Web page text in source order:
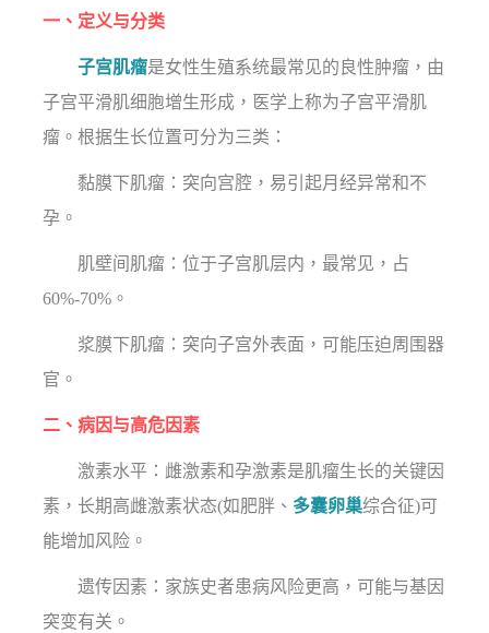
一、定义与分类
子宫肌瘤是女性生殖系统最常见的良性肿瘤，由
子宫平滑肌细胞增生形成，医学上称为子宫平滑肌
瘤。根据生长位置可分为三类：
黏膜下肌瘤：突向宫腔，易引起月经异常和不
孕。
肌壁间肌瘤：位于子宫肌层内，最常见，占
60%-70%。
浆膜下肌瘤：突向子宫外表面，可能压迫周围器
官。
二、病因与高危因素
激素水平：雌激素和孕激素是肌瘤生长的关键因
素，长期高雌激素状态(如肥胖、 多囊卵巢综合征)可
能增加风险。
遗传因素：家族史者患病风险更高，可能与基因
突变有关。